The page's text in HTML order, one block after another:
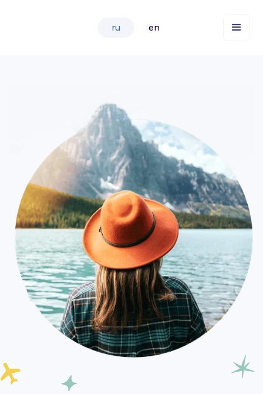
ru en